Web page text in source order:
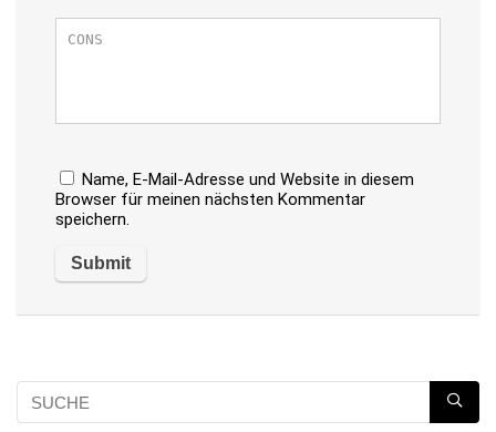
Name, E-Mail-Adresse und Website in diesem
Browser für meinen nächsten Kommentar
speichern.